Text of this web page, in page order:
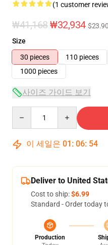
(1 customer
₩41,168₩32,934 $23.90
Size
30 pieces
110 pieces
1000 pieces
사이즈 가이드 보기
이 세일은 01 : 06: 54
Deliver to United
Cost to ship:$6.99
Standard - Order today
Production